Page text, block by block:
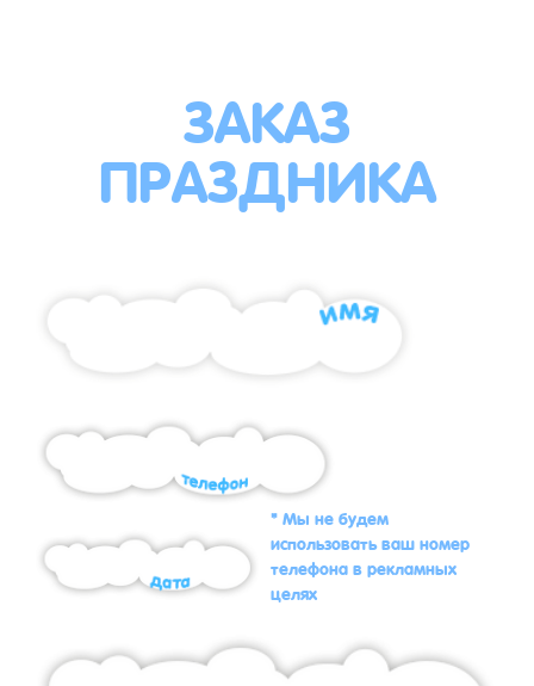
ЗАКАЗ
ПРАЗДНИКА
* Мы не будем
использовать ваш номер
телефона в рекламных
целях